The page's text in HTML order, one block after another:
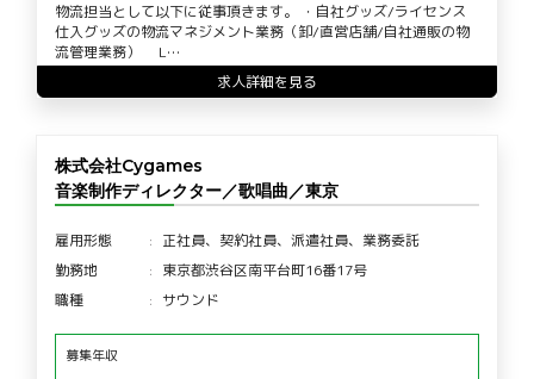
物流担当として以下に従事頂きます。 ・自社グッズ/ライセンス
仕入グッズの物流マネジメント業務（卸/直営店舗/自社通販の物
流管理業務） L…
求人詳細を見る
株式会社Cygames
音楽制作ディレクター／歌唱曲／東京
雇用形態
正社員、契約社員、派遣社員、業務委託
勤務地
東京都渋谷区南平台町16番17号
職種
サウンド
募集年収